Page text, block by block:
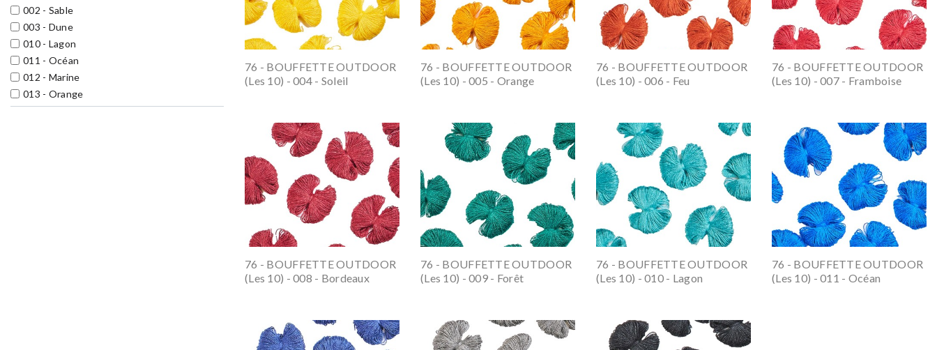
002 - Sable
003 - Dune
010 - Lagon
011 - Océan
012 - Marine
013 - Orange
76 - BOUFFETTE OUTDOOR
(les 10) - 004 - Soleil
76 - BOUFFETTE OUTDOOR
(les 10) - 005 - Orange
76 - BOUFFETTE OUTDOOR
(les 10) - 006 - Feu
76 - BOUFFETTE OUTDOOR
(les 10) - 007 - Framboise
76 - BOUFFETTE OUTDOOR
(les 10) - 008 - Bordeaux
76 - BOUFFETTE OUTDOOR
(les 10) - 009 - Forêt
76 - BOUFFETTE OUTDOOR
(les 10) - 010 - Lagon
76 - BOUFFETTE OUTDOOR
(les 10) - 011 - Océan